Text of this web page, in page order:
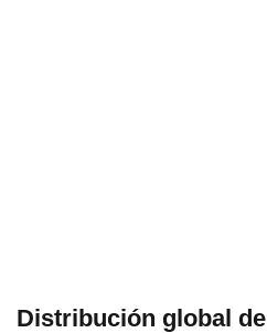
Distribución global de